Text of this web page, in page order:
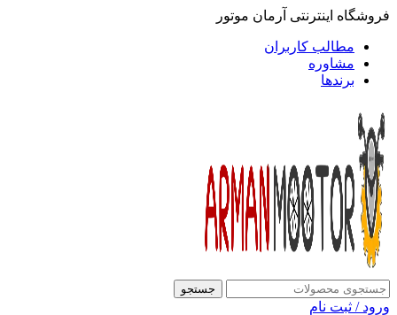
فروشگاه اینترنتی آرمان موتور
مطالب کاربران
مشاوره
برندها
جستجو
ورود / ثبت نام